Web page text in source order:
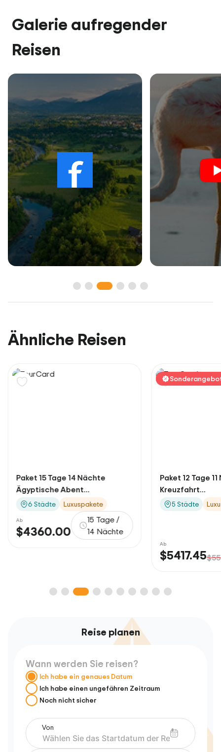
Galerie aufregender
Reisen
Ähnliche Reisen
Paket 15 Tage 14 Nächte
Ägyptische Abent...
6 Städte Luxuspakete
Ab
$4360.00
15 Tage /
14 Nächte
Paket 12 Tage
Kreuzfahrt...
5 Städte
Ab
$5417.45
Reise planen
Wann werden Sie reisen?
Ich habe ein genaues Datum
Ich habe einen ungefähren Zeitraum
Noch nicht sicher
Von